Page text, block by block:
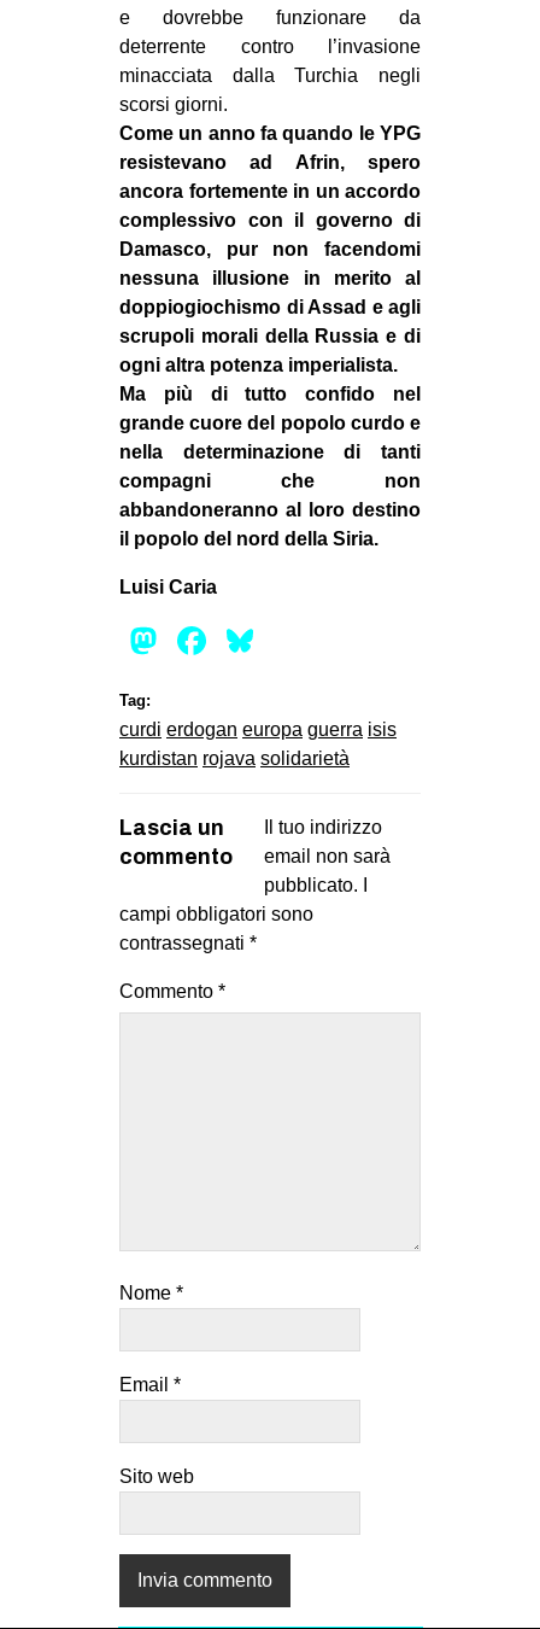
e dovrebbe funzionare da
deterrente contro l’invasione
minacciata dalla Turchia negli
scorsi giorni.
Come un anno fa quando le YPG
resistevano ad Afrin, spero
ancora fortemente in un accordo
complessivo con il governo di
Damasco, pur non facendomi
nessuna illusione in merito al
doppiogiochismo di Assad e agli
scrupoli morali della Russia e di
ogni altra potenza imperialista.
Ma più di tutto confido nel
grande cuore del popolo curdo e
nella determinazione di tanti
compagni che non
abbandoneranno al loro destino
il popolo del nord della Siria.
Luisi Caria
Mastodon
Facebook
Tag:
curdi erdogan europa guerra isis
kurdistan rojava solidarietà
Lascia un
commento
Il tuo indirizzo
email non sarà
pubblicato.
campi obbligatori sono
contrassegnati *
Commento *
Nome *
Email *
Sito web